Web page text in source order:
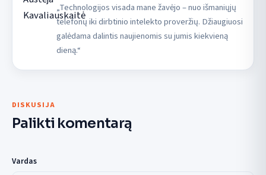
„Technologijos visada mane žavėjo – nuo išmaniųjų
telefonų iki dirbtinio intelekto proveržių. Džiaugiuosi
galėdama dalintis naujienomis su jumis kiekvieną
dieną.“
DISKUSIJA
Palikti komentarą
Vardas